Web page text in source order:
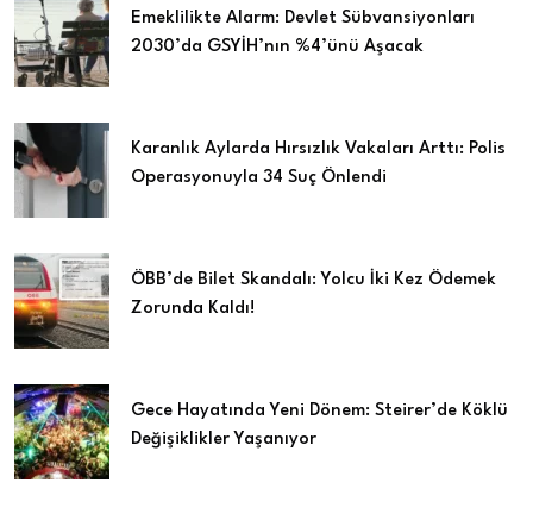
Emeklilikte Alarm: Devlet Sübvansiyonları
2030’da GSYİH’nın %4’ünü Aşacak
Karanlık Aylarda Hırsızlık Vakaları Arttı: Polis
Operasyonuyla 34 Suç Önlendi
ÖBB’de Bilet Skandalı: Yolcu İki Kez Ödemek
Zorunda Kaldı!
Gece Hayatında Yeni Dönem: Steirer’de Köklü
Değişiklikler Yaşanıyor